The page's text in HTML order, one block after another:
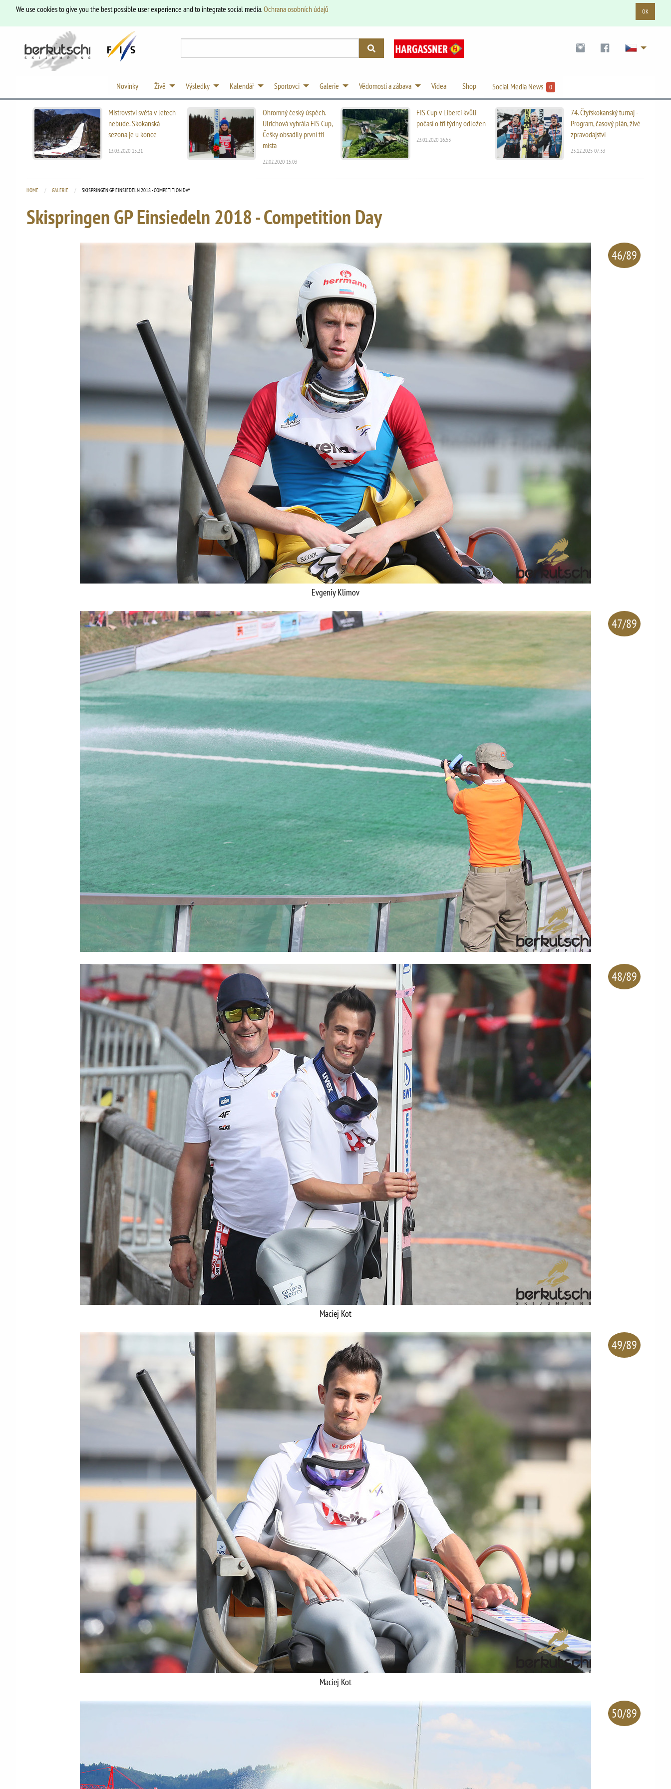
We use cookies to give you the best possible user experience and to integrate social media.Ochrana osobních údajů OK
Novinky Živě Výsledky Kalendář Sportovci Galerie Vědomosti a zábava Videa Shop Social Media News 0
Mistrovství světa v letech
nebude. Skokanská
sezona je u konce
13.03.2020 15:21
Ohromný český úspěch.
Ulrichová vyhrála FIS Cup,
Češky obsadily první tři
místa
22.02.2020 15:03
FIS Cup v Liberci kvůli
počasí o tři týdny odložen
23.01.2020 16:53
74. Čtyřskokanský turnaj -
Program, časový plán, živé
zpravodajství
23.12.2025 07:33
HOME GALERIE CURRENT:
SKISPRINGEN GP EINSIEDELN 2018 - COMPETITION DAY
Skispringen GP Einsiedeln 2018 - Competition Day
46/89
Evgeniy Klimov
47/89
48/89
Maciej Kot
49/89
Maciej Kot
50/89